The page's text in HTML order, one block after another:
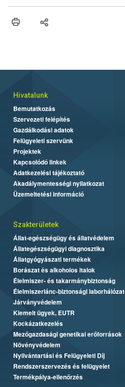
Hivatalunk
Bemutatkozás
Szervezeti felépítés
Gazdálkodási adatok
Felügyeleti szervünk
Projektek
Kapcsolódó linkek
Adatkezelési tájékoztató
Akadálymentességi nyilatkozat
Üzemeltetési információ
Szakterületek
Állat-egészségügy és állatvédelem
Állategészségügyi diagnosztika
Állatgyógyászati termékek
Borászat és alkoholos italok
Élelmiszer- és takarmánybiztonság
Élelmiszerlánc-biztonsági laborhálózat
Járványvédelem
Kiemelt ügyek, EUTR
Kockázatkezelés
Mezőgazdasági genetikai erőforrások
Növényvédelem
Nyilvántartási és Felügyeleti Díj
Rendszerszervezés és felügyelet
Termékpálya-ellenőrzés